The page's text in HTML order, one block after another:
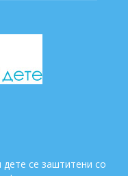
се заштитени со